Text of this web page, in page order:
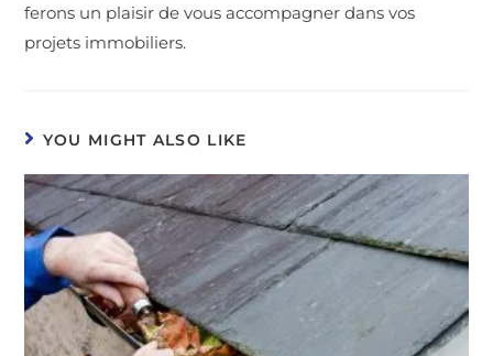
ferons un plaisir de vous accompagner dans vos
projets immobiliers.
YOU MIGHT ALSO LIKE